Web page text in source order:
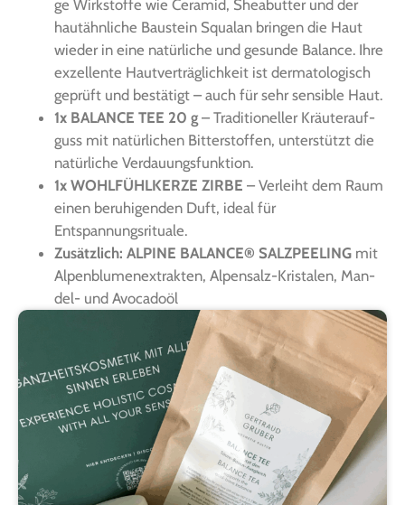
ge Wirk­stof­fe wie Cera­mid, Shea­but­ter und der
haut­ähn­li­che Bau­stein Squ­al­an brin­gen die Haut
wie­der in eine natür­li­che und gesun­de Balan­ce. Ihre
exzel­len­te Haut­ver­träg­lich­keit ist der­ma­to­lo­gisch
geprüft und bestä­tigt – auch für sehr sen­si­ble Haut.
1x BALANCE TEE 20 g – Tra­di­tio­nel­ler Kräu­ter­auf­
guss mit natür­li­chen Bit­ter­stof­fen, unter­stützt die
natür­li­che Verdauungsfunktion.
1x WOHLFÜHLKERZE ZIRBE – Ver­leiht dem Raum
einen beru­hi­gen­den Duft, ide­al für
Entspannungsrituale.
Zusätz­lich: ALPINE BALANCE® SALZPEELING mit
Alpen­blu­men­ex­trak­ten, Alpen­salz-Kris­talen, Man­
del- und Avocadoöl